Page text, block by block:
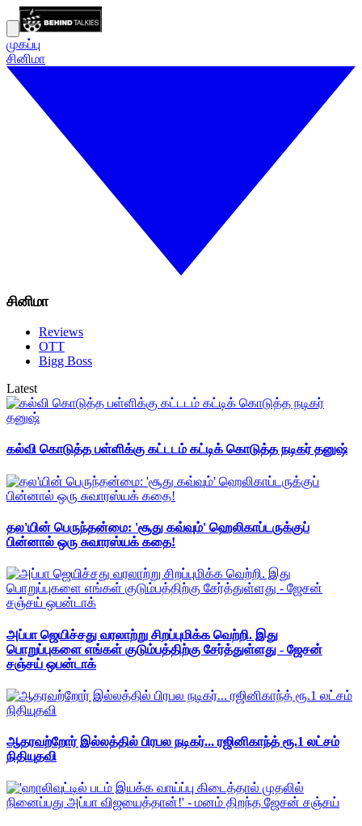
முகப்பு
சினிமா
சினிமா
Reviews
OTT
Bigg Boss
Latest
கல்வி கொடுத்த பள்ளிக்கு கட்டடம் கட்டிக் கொடுத்த நடிகர் தனுஷ்
தல'யின் பெருந்தன்மை: 'சூது கவ்வும்' ஹெலிகாப்டருக்குப்
பின்னால் ஒரு சுவாரஸ்யக் கதை!
அப்பா ஜெயிச்சது வரலாற்று சிறப்புமிக்க வெற்றி. இது
பொறுப்புகளை எங்கள் குடும்பத்திற்கு சேர்த்துள்ளது - ஜேசன்
சஞ்சய் ஒபன்டாக்
ஆதரவற்றோர் இல்லத்தில் பிரபல நடிகர்... ரஜினிகாந்த் ரூ.1 லட்சம்
நிதியுதவி